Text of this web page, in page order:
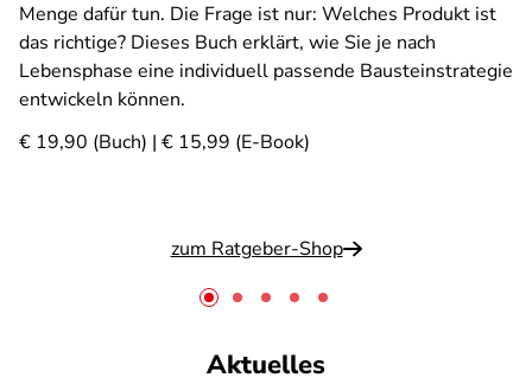
Menge dafür tun. Die Frage ist nur: Welches Produkt ist
das richtige? Dieses Buch erklärt, wie Sie je nach
Lebensphase eine individuell passende Bausteinstrategie
entwickeln können.
€ 19,90 (Buch) | € 15,99 (E-Book)
zum Ratgeber-Shop
Aktuelles